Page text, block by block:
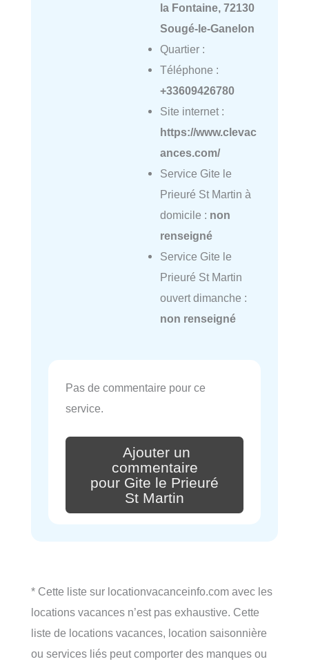
la Fontaine, 72130
Sougé-le-Ganelon
Quartier :
Téléphone :
+33609426780
Site internet :
https://www.clevac
ances.com/
Service Gite le
Prieuré St Martin à
domicile : non
renseigné
Service Gite le
Prieuré St Martin
ouvert dimanche :
non renseigné
Pas de commentaire pour ce
service.
Ajouter un
commentaire
pour Gite le Prieuré
St Martin
* Cette liste sur locationvacanceinfo.com avec les
locations vacances n’est pas exhaustive. Cette
liste de locations vacances, location saisonnière
ou services liés peut comporter des manques ou